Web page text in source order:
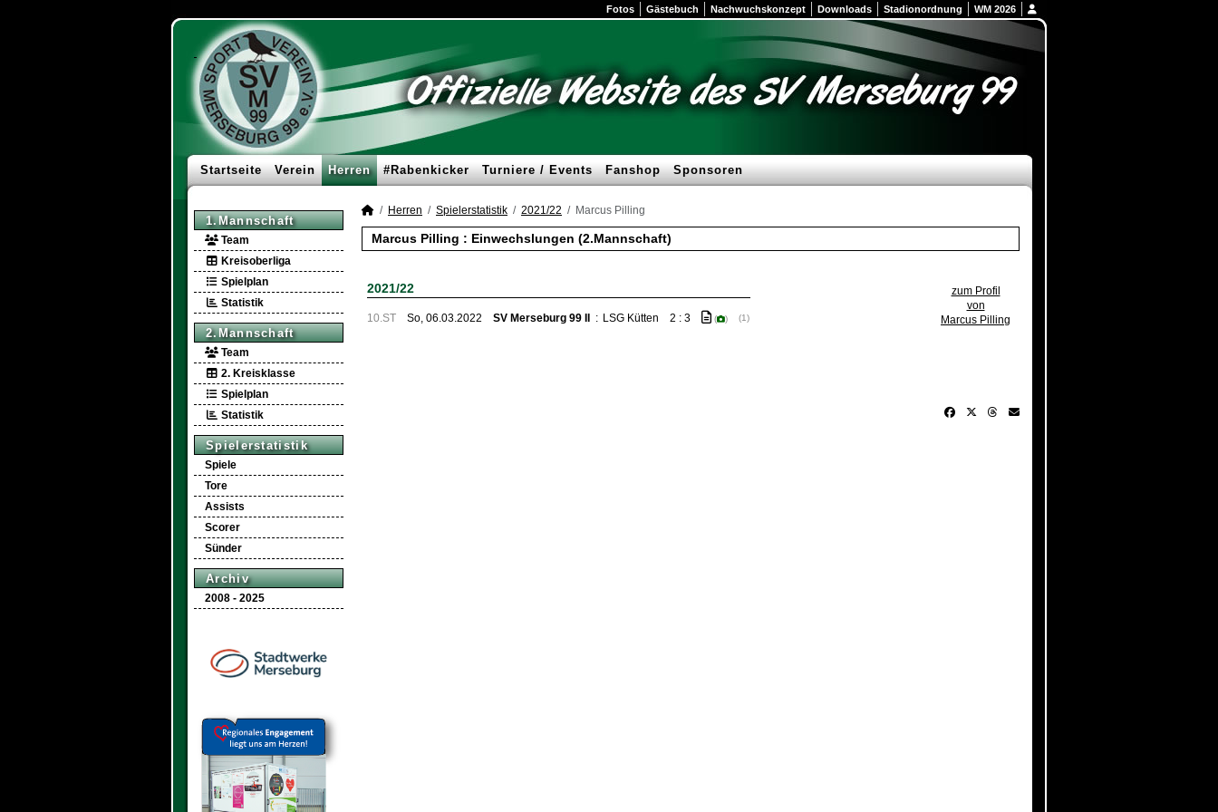
Fotos Gästebuch Nachwuchskonzept Downloads Stadionordnung WM 2026
Startseite Verein Herren #Rabenkicker Turniere / Events Fanshop Sponsoren
1.Mannschaft
Team
Kreisoberliga
Spielplan
Statistik
2.Mannschaft
Team
2. Kreisklasse
Spielplan
Statistik
Spielerstatistik
Spiele
Tore
Assists
Scorer
Sünder
Archiv
2008 - 2025
Herren Spielerstatistik 2021/22 Marcus Pilling
Marcus Pilling : Einwechslungen (2.Mannschaft)
zum Profil
von
Marcus Pilling
2021/22
10.ST So, 06.03.2022 SV Merseburg 99 II : LSG Kütten 2 : 3 ( ) (1)